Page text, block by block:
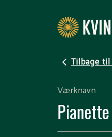
Tilbage
Værknavn